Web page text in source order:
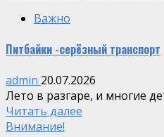
Важно
Питбайки -серёзный транспорт
admin 20.07.2026
Лето в разгаре, и многие
Читать далее
Внимание!